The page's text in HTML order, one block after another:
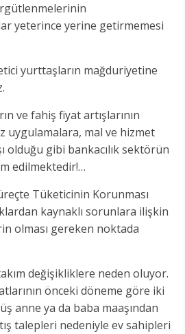
yeterince yerine getirmemesi
yurttaşların mağduriyetine
ve fahiş fiyat artışlarının
uygulamalara, mal ve hizmet
gibi bankacılık sektörün
edilmektedir!…
Tüketicinin Korunması
kaynaklı sorunlara ilişkin
olması gereken noktada
değişikliklere neden oluyor.
önceki döneme göre iki
anne ya da baba maaşından
talepleri nedeniyle ev sahipleri